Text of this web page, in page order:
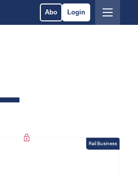
Abo Login
Rail Business